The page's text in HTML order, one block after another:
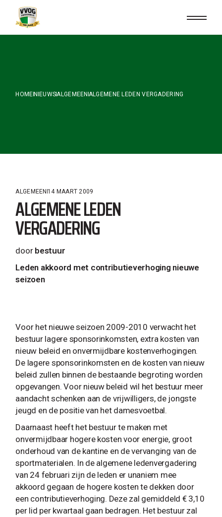
content
HOME NIEUWSALGEMEEN ALGEMENE LEDEN VERGADERING
ALGEMEEN 14 MAART 2009
ALGEMENE LEDEN
VERGADERING
door bestuur
Leden akkoord met contributieverhoging nieuwe
seizoen
Voor het nieuwe seizoen 2009-2010 verwacht het
bestuur lagere sponsorinkomsten, extra kosten van
nieuw beleid en onvermijdbare kostenverhogingen.
De lagere sponsorinkomsten en de kosten van nieuw
beleid zullen binnen de bestaande begroting worden
opgevangen. Voor nieuw beleid wil het bestuur meer
aandacht schenken aan de vrijwilligers, de jongste
jeugd en de positie van het damesvoetbal.
Daarnaast heeft het bestuur te maken met
onvermijdbaar hogere kosten voor energie, groot
onderhoud van de kantine en de vervanging van de
sportmaterialen. In de algemene ledenvergadering
van 24 februari zijn de leden er unaniem mee
akkoord gegaan de hogere kosten te dekken door
een contributieverhoging. Deze zal gemiddeld € 3,10
per lid per kwartaal gaan bedragen. Het bestuur zal